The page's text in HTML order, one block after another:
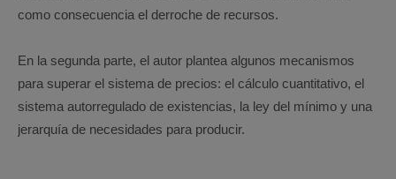
como consecuencia el derroche de recursos.
En la segunda parte, el autor plantea algunos mecanismos
para superar el sistema de precios: el cálculo cuantitativo, el
sistema autorregulado de existencias, la ley del mínimo y una
jerarquía de necesidades para producir.